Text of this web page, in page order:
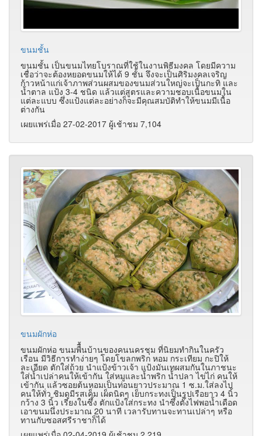
ขนมชั้น
ขนมชั้น เป็นขนมไทยโบราณที่ใช้ในงานพิธีมงคล โดยมีความ
เชื่อว่าจะต้องหยอดขนมให้ได้ 9 ชั้น จึงจะเป็นศิริมงคลเจริญ
ก้าวหน้าแก่เจ้าภาพส่วนผสมของขนมส่วนใหญ่จะเป็นกะทิ และ
น้ำตาล แป้ง 3-4 ชนิด แล้วแต่สูตรและความชอบเนื้อขนมใน
แต่ละแบบ ซึ่งแป้งแต่ละอย่างก็จะมีคุณสมบัติทำให้ขนมมีเนื้อ
ต่างกัน
เผยแพร่เมื่อ 27-02-2017 ผู้เช้าชม 7,104
ขนมผักห่อ
ขนมผักห่อ ขนมพืื้นบ้านของคนนครชุม ที่นิยมทำกินในครัว
เรือน มีวิธีการทำง่ายๆ โดยโขลกพริก หอม กระเทียม กะปิให้
ละเอียด ตักใส่ถ้วย นำแป้งข้าวเจ้า แป้งมันเทผสมกันในภาชนะ
ใส่น้ำเปล่าคนให้เข้ากัน ใส่หมูและน้ำพริก น้ำปลา ไข่ไก่ คนให้
เข้ากัน แล้วซอยต้นหอมเป็นท่อนยาวประมาณ 1 ซ.ม.ใส่ลงไป
คนให้ทั่ว ชิมดูมีรสเค็ม เผ็ดนิดๆ เย็บกระทงเป็นรูปเรือยาว 4 นิ้ว
กว้าง 3 นิ้ว เรียงในซึ้ง ตักแป้งใส่กระทง นำซึ้งตั้งไฟพอน้ำเดือด
เอาขนมนึ่งประมาณ 20 นาที เวลารับทานจะทานเปล่าๆ หรือ
ทานกับซอสศรีราชาก็ได้